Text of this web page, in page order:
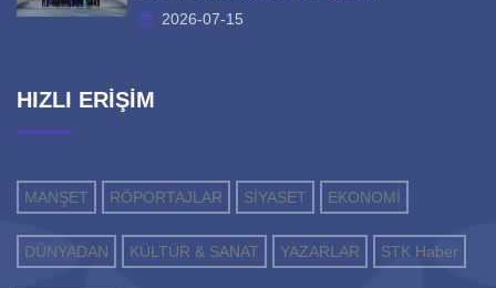
2026-07-15
HIZLI ERİŞİM
MANŞET RÖPORTAJLAR SİYASET EKONOMİ
DÜNYADAN KÜLTÜR & SANAT YAZARLAR STK Haber